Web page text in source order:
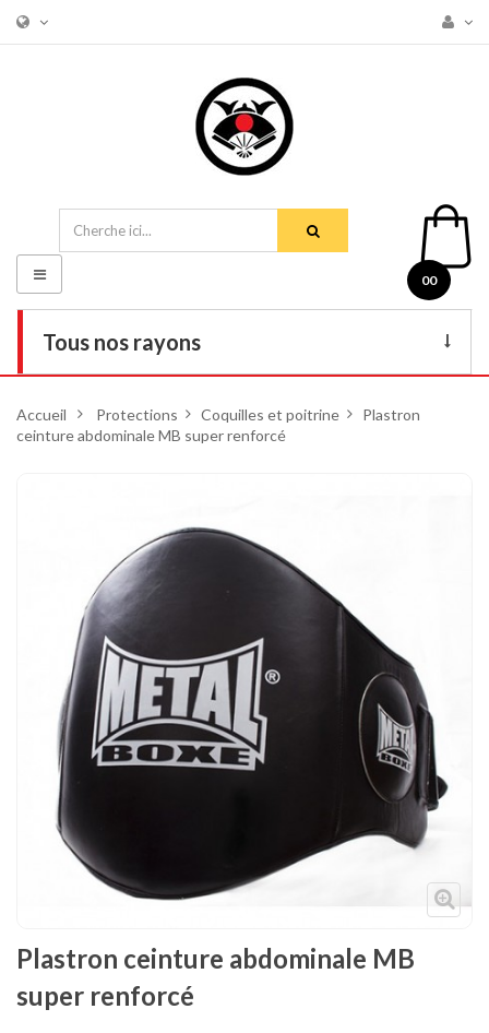
00
Tous nos rayons
DVD
Chaussures
Protections
Cible de frappe
Condition physique
Accessoires
Tatamis
Voir plus
Basculer
la
navigation
Accueil > Protections > Coquilles et poitrine > Plastron
ceinture abdominale MB super renforcé
Plastron ceinture abdominale MB
super renforcé